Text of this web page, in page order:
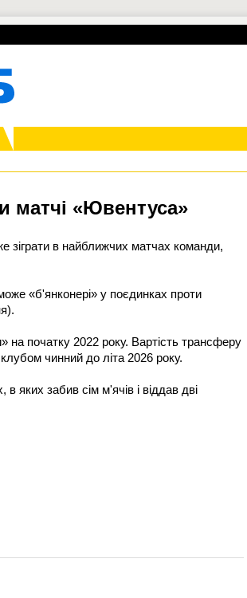
Молодіжка
матчі «Ювентуса»
в найближчих матчах команди,
«б'янконері» у поєдинках проти
початку 2022 року. Вартість трансферу
чинний до літа 2026 року.
в яких забив сім м'ячів і віддав дві